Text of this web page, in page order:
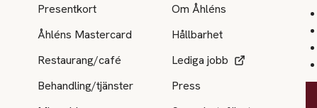
Presentkort
Åhléns Mastercard
Restaurang/café
Behandling/tjänster
Om Åhléns
Hållbarhet
Lediga jobb
Press